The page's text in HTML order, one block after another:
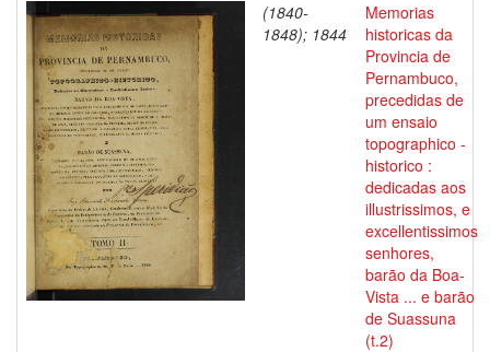
(1840-
1848); 1844
Memorias
historicas da
Provincia de
Pernambuco,
precedidas de
um ensaio
topographico -
historico :
dedicadas aos
illustrissimos, e
excellentissimos
senhores,
barão da Boa-
Vista ... e barão
de Suassuna
(t.2)